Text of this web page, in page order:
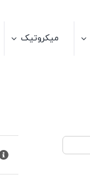
میکروتیک